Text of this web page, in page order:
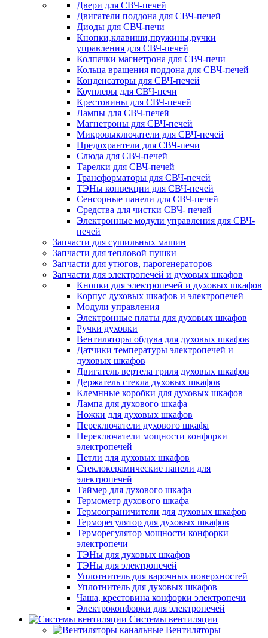
Двери для СВЧ-печей
Двигатели поддона для СВЧ-печей
Диоды для СВЧ-печи
Кнопки,клавиши,пружины,ручки
управления для СВЧ-печей
Колпачки магнетрона для СВЧ-печи
Кольца вращения поддона для СВЧ-печей
Конденсаторы для СВЧ-печей
Коуплеры для СВЧ-печи
Крестовины для СВЧ-печей
Лампы для СВЧ-печей
Магнетроны для СВЧ-печей
Микровыключатели для СВЧ-печей
Предохрантели для СВЧ-печи
Слюда для СВЧ-печей
Тарелки для СВЧ-печей
Трансформаторы для СВЧ-печей
ТЭНы конвекции для СВЧ-печей
Сенсорные панели для СВЧ-печей
Средства для чистки СВЧ- печей
Электронные модули управления для СВЧ-
печей
Запчасти для сушильных машин
Запчасти для тепловой пушки
Запчасти для утюгов, парогенераторов
Запчасти для электропечей и духовых шкафов
Кнопки для электропечей и духовых шкафов
Корпус духовых шкафов и электропечей
Модули управления
Электронные платы для духовых шкафов
Ручки духовки
Вентиляторы обдува для духовых шкафов
Датчики температуры электропечей и
духовых шкафов
Двигатель вертела гриля духовых шкафов
Держатель стекла духовых шкафов
Клемнные коробки для духовых шкафов
Лампа для духового шкафа
Ножки для духовых шкафов
Переключатели духового шкафа
Переключатели мощности конфорки
электропечей
Петли для духовых шкафов
Стеклокерамические панели для
электропечей
Таймер для духового шкафа
Термометр духового шкафа
Термоограничители для духовых шкафов
Терморегулятор для духовых шкафов
Терморегулятор мощности конфорки
электропечи
ТЭНы для духовых шкафов
ТЭНы для электропечей
Уплотнитель для варочных поверхностей
Уплотнитель для духовых шкафов
Чаша, крестовина конфорки электропечи
Электроконфорки для электропечей
Системы вентиляции
Вентиляторы